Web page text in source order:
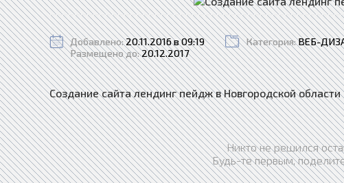
Добавлено:20.11.2016 в 09:19
Размещено до:20.12.2017
Категория:ВЕБ-
Создание сайта лендинг пейдж в Новгородской области
Никто не решился
Будь-те первым,